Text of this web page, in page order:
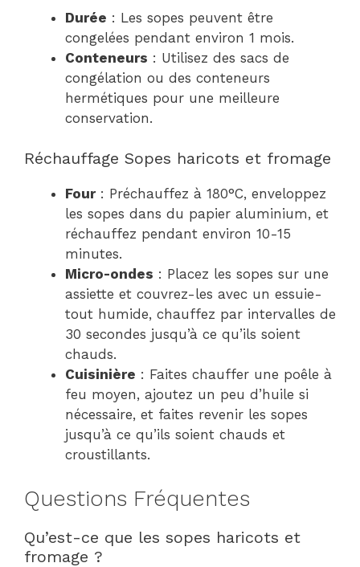
Durée : Les sopes peuvent être
congelées pendant environ 1 mois.
Conteneurs : Utilisez des sacs de
congélation ou des conteneurs
hermétiques pour une meilleure
conservation.
Réchauffage Sopes haricots et fromage
Four: Préchauffez à 180°C, enveloppez
les sopes dans du papier aluminium, et
réchauffez pendant environ 10-15
minutes.
Micro-ondes : Placez les sopes sur une
assiette et couvrez-les avec un essuie-
tout humide, chauffez par intervalles de
30 secondes jusqu’à ce qu’ils soient
chauds.
Cuisinière : Faites chauffer une poêle à
feu moyen, ajoutez un peu d’huile si
nécessaire, et faites revenir les sopes
jusqu’à ce qu’ils soient chauds et
croustillants.
Questions Fréquentes
Qu’est-ce que les sopes haricots et
fromage ?